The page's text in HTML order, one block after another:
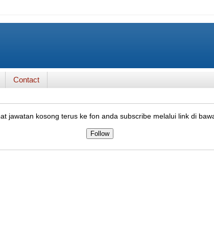
Contact
jawatan kosong terus ke fon anda subscribe melalui link di